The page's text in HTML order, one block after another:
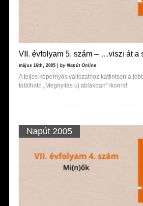
VII. évfolyam 5. szám – …viszi át a
május 16th, 2005 | by Napút Online
A teljes képernyős változathoz kattintson a
található „Megnyitás új ablakban” ikonra!
Napút 2005